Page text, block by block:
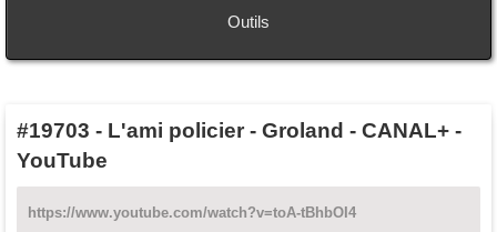
Outils
#19703 - L'ami policier - Groland - CANAL+ -
YouTube
https://www.youtube.com/watch?v=toA-tBhbOI4